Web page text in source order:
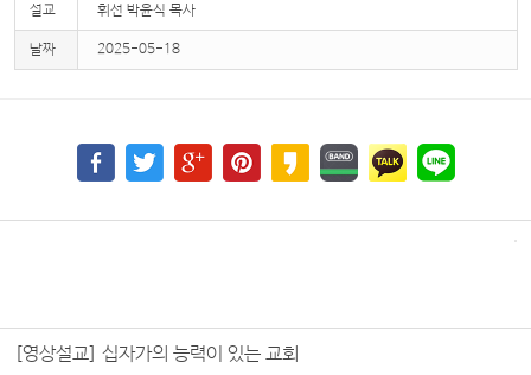
설교 휘선 박윤식 목사
날짜 2025-05-18
[영상설교] 십자가의 능력이 있는 교회